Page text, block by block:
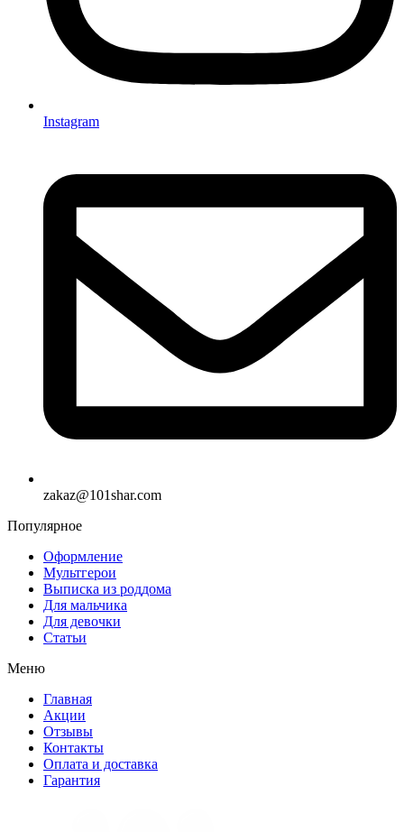
Instagram
zakaz@101shar.com
Популярное
Оформление
Мультгерои
Выписка из роддома
Для мальчика
Для девочки
Статьи
Меню
Главная
Акции
Отзывы
Контакты
Оплата и доставка
Гарантия